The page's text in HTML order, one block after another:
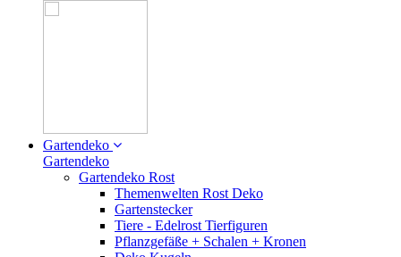
Gartendeko
Gartendeko
Gartendeko Rost
Themenwelten Rost Deko
Gartenstecker
Tiere - Edelrost Tierfiguren
Pflanzgefäße + Schalen + Kronen